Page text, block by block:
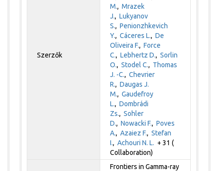
Szerzők
M.,Mrazek
J.,Lukyanov
S.,Penionzhkevich
Y.,Cáceres L.,De
Oliveira F.,Force
C.,Lebhertz D.,Sorlin
O.,Stodel C., Thomas
J. -C.,Chevrier
R.,Daugas J.
M.,Gaudefroy
L.,Dombrádi
Zs.,Sohler
D.,Nowacki F.,Poves
A.,Azaiez F.,Stefan
I.,Achouri N. L. + 31 (
Collaboration)
Frontiers in Gamma-ray